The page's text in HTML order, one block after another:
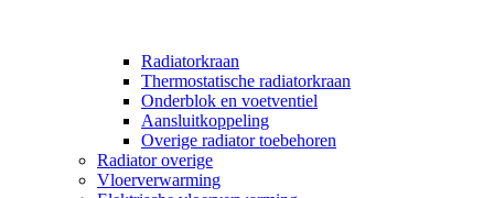
Radiatorkraan
Thermostatische radiatorkraan
Onderblok en voetventiel
Aansluitkoppeling
Overige radiator toebehoren
Radiator overige
Vloerverwarming